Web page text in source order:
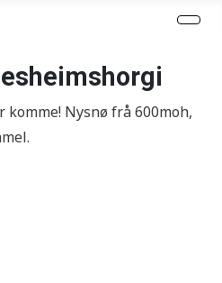
komme! Nysnø frå 600moh,